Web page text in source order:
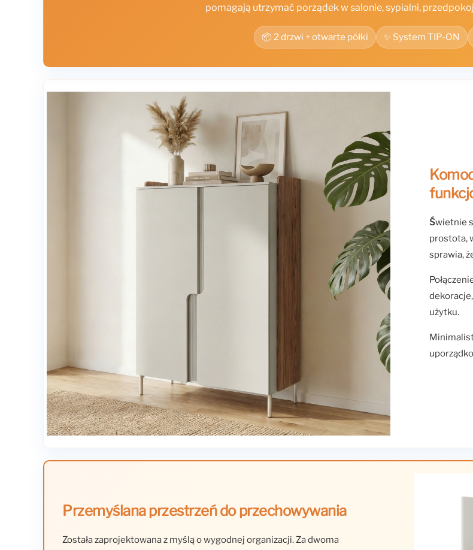
pomagają utrzymać porządek w salonie, sypialni,
📦 2 drzwi + otwarte półki ✨ System TIP-ON
Świetnie
prostota,
sprawia,
użytku.
Przemyślana przestrzeń do przechowywania
Została zaprojektowana z myślą o wygodnej organizacji. Za dwoma